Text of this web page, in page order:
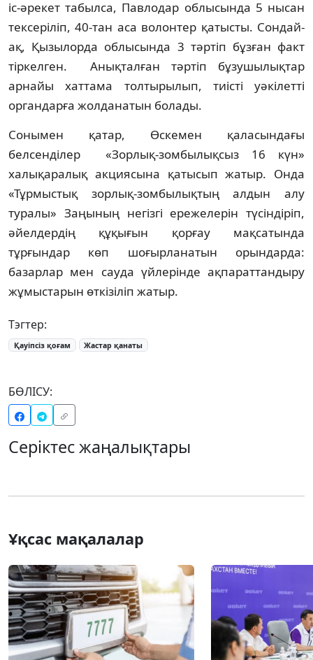
іс-әрекет табылса, Павлодар облысында 5 нысан
тексеріліп, 40-тан аса волонтер қатысты. Сондай-
ақ, Қызылорда облысында 3 тәртіп бұзған факт
тіркелген. Анықталған тәртіп бұзушылықтар
арнайы хаттама толтырылып, тиісті уәкілетті
органдарға жолданатын болады.
Сонымен қатар, Өскемен қаласындағы
белсенділер «Зорлық-зомбылықсыз 16 күн»
халықаралық акциясына қатысып жатыр. Онда
«Тұрмыстық зорлық-зомбылықтың алдын алу
туралы» Заңының негізгі ережелерін түсіндіріп,
әйелдердің құқығын қорғау мақсатында
тұрғындар көп шоғырланатын орындарда:
базарлар мен сауда үйлерінде ақпараттандыру
жұмыстарын өткізіліп жатыр.
Тэгтер:
Қауіпсіз қоғам Жастар қанаты
БӨЛІСУ:
Серіктес жаңалықтары
Ұқсас мақалалар